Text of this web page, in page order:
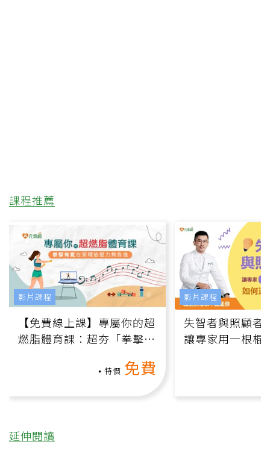
課程推薦
【免費線上課】專屬你的超
燃脂體育課：超夯「拳擊有
特價 免費
影片課程
失智者與照顧者
讓專家用一根棍
影片課程
延伸閱讀